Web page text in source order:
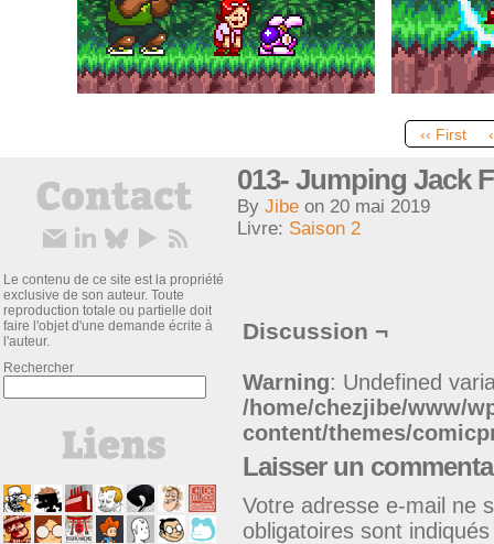
‹‹ First
Le contenu de ce site est la propriété
exclusive de son auteur. Toute
reproduction totale ou partielle doit
faire l'objet d'une demande écrite à
l'auteur.
Rechercher
013- Jumping Jack
By Jibe on 20 mai 2019
Livre: Saison 2
Discussion ¬
Warning: Undefined
/home/chezjibe/www/
content/themes/
Laisser un
Votre adresse e-mail ne
obligatoires sont